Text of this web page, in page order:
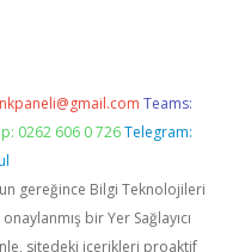
Teams:
0262 606 0 726 Telegram:
gereğince Bilgi Teknolojileri
bir Yer Sağlayıcı
sitedeki içerikleri proaktif